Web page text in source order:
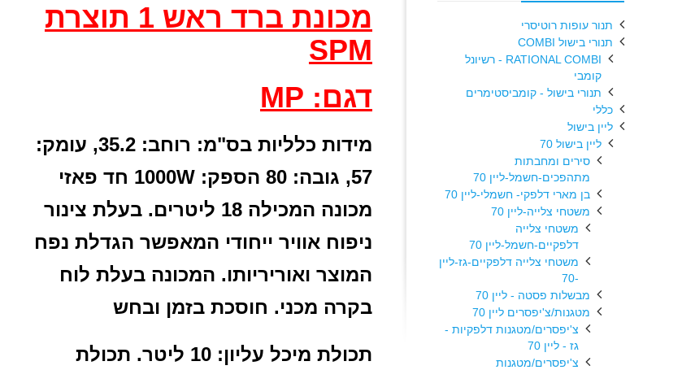
מכונת ברד ראש 1 תוצרת
SPM
דגם: MP
מידות כלליות בס"מ:
רוחב: 35.2, עומק:
57, גובה: 80
הספק: 1000W
חד פאזי
מכונה המכילה 18 ליטרים.
בעלת צינור
ניפוח אוויר ייחודי המאפשר הגדלת נפח
המוצר ואוריריותו. המכונה בעלת לוח
בקרה מכני. חוסכת בזמן ובחש
תכולת מיכל עליון: 10 ליטר.
תכולת
תנור עופות רוטיסרי
תנורי בישול COMBI
RATIONAL COMBI - רשיונל
קומבי
תנורי בישול - קומביסטימרים
כללי
ליין בישול
ליין בישול 70
סירים ומחבתות
מתהפכים-חשמל-ליין 70
בן מארי דלפקי- חשמלי-ליין 70
משטחי צלייה-ליין 70
משטחי צלייה
דלפקיים-חשמל-ליין 70
משטחי צלייה דלפקיים-גז-ליין
-70
מבשלות פסטה - ליין 70
מטגנות/צ'יפסרים ליין 70
צ'יפסרים/מטגנות דלפקיות -
גז - ליין 70
צ'יפסרים/מטגנות